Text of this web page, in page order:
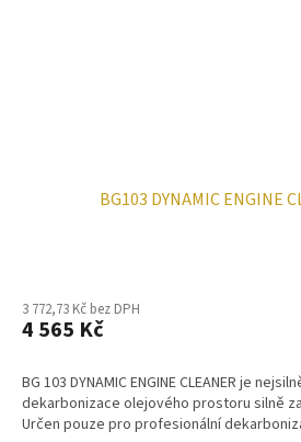
BG103 DYNAMIC ENGINE
3 772,73 Kč bez DPH
4 565 Kč
BG 103 DYNAMIC ENGINE CLEANER je
dekarbonizace olejového prostoru silně
Určen pouze pro profesionální